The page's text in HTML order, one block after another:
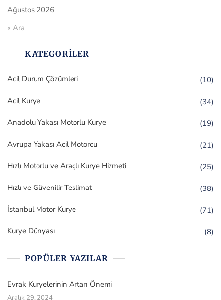
Ağustos 2026
« Ara
KATEGORILER
Acil Durum Çözümleri (10)
Acil Kurye (34)
Anadolu Yakası Motorlu Kurye (19)
Avrupa Yakası Acil Motorcu (21)
Hızlı Motorlu ve Araçlı Kurye Hizmeti (25)
Hızlı ve Güvenilir Teslimat (38)
İstanbul Motor Kurye (71)
Kurye Dünyası (8)
POPÜLER YAZILAR
Evrak Kuryelerinin Artan Önemi
Aralık 29, 2024